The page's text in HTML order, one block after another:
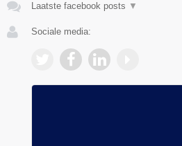
Laatste facebook posts ▼
Sociale media: